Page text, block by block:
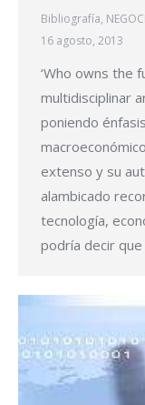
Bibliografía,
16 agosto, 2013
‘Who owns the
multidisciplinar
poniendo
extenso y su
alambicado
tecnología,
podría decir